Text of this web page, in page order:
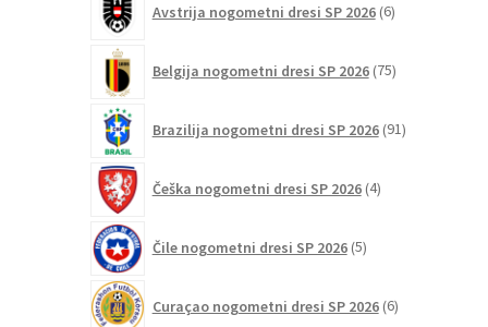
Avstrija nogometni dresi SP 2026 6izdelkov
Belgija nogometni dresi SP 2026 75izdelkov
Brazilija nogometni dresi SP 2026 91izdelkov
Češka nogometni dresi SP 2026 4izdelki
Čile nogometni dresi SP 2026 5izdelkov
Curaçao nogometni dresi SP 2026 6izdelkov